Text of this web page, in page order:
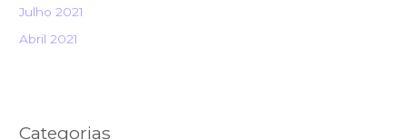
Julho 2021
Abril 2021
Categorias